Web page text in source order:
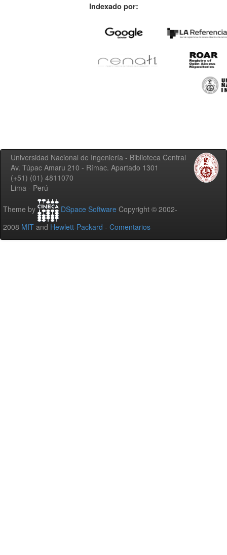
Indexado por:
Universidad Nacional de Ingeniería - Biblioteca Central
Av. Túpac Amaru 210 - Rímac. Apartado 1301
(+51) (01) 4811070
Lima - Perú
Theme by DSpace Software Copyright © 2002-
2008 MIT and Hewlett-Packard - Comentarios